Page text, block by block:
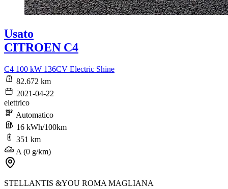
Usato
CITROEN C4
C4 100 kW 136CV Electric Shine
82.672 km
2021-04-22
elettrico
Automatico
16 kWh/100km
351 km
A (0 g/km)
STELLANTIS &YOU ROMA MAGLIANA